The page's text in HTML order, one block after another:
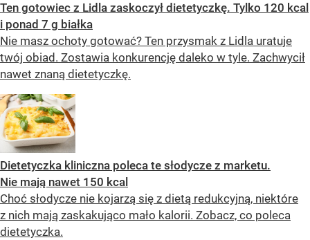
Ten gotowiec z Lidla zaskoczył dietetyczkę. Tylko 120 kcal
i ponad 7 g białka
Nie masz ochoty gotować? Ten przysmak z Lidla uratuje
twój obiad. Zostawia konkurencję daleko w tyle. Zachwycił
nawet znaną dietetyczkę.
Dietetyczka kliniczna poleca te słodycze z marketu.
Nie mają nawet 150 kcal
Choć słodycze nie kojarzą się z dietą redukcyjną, niektóre
z nich mają zaskakująco mało kalorii. Zobacz, co poleca
dietetyczka.